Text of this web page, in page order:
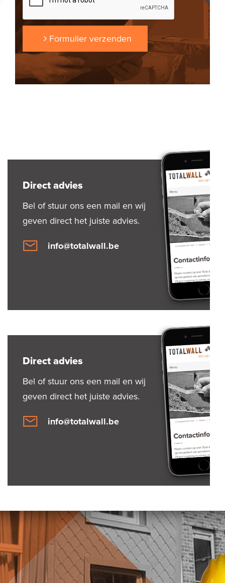
Formulier verzenden
Direct advies
Bel of stuur ons een mail en wij
geven direct het juiste advies.
info@totalwall.be
Direct advies
Bel of stuur ons een mail en wij
geven direct het juiste advies.
info@totalwall.be